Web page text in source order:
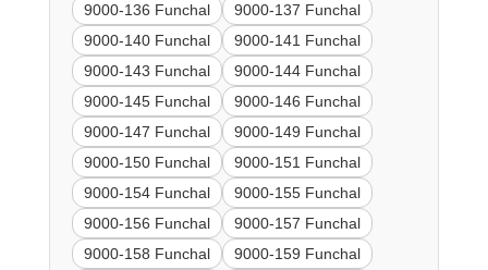
9000-136 Funchal
9000-137 Funchal
9000-140 Funchal
9000-141 Funchal
9000-143 Funchal
9000-144 Funchal
9000-145 Funchal
9000-146 Funchal
9000-147 Funchal
9000-149 Funchal
9000-150 Funchal
9000-151 Funchal
9000-154 Funchal
9000-155 Funchal
9000-156 Funchal
9000-157 Funchal
9000-158 Funchal
9000-159 Funchal